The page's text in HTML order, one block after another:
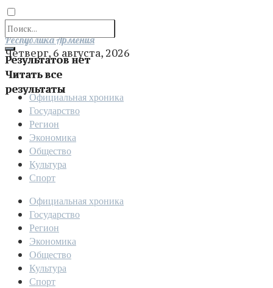
Результатов нет
Читать все
результаты
Отправить
Республика Армения
Четверг, 6 августа, 2026
Официальная хроника
Государство
Регион
Экономика
Общество
Культура
Спорт
Официальная хроника
Государство
Регион
Экономика
Общество
Культура
Спорт